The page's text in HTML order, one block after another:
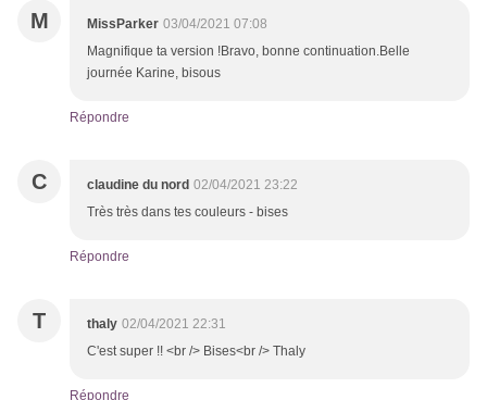
M MissParker 03/04/2021 07:08
Magnifique ta version !Bravo, bonne continuation.Belle
journée Karine, bisous
Répondre
C claudine du nord 02/04/2021 23:22
Très très dans tes couleurs - bises
Répondre
T thaly 02/04/2021 22:31
C'est super !! <br /> Bises<br /> Thaly
Répondre